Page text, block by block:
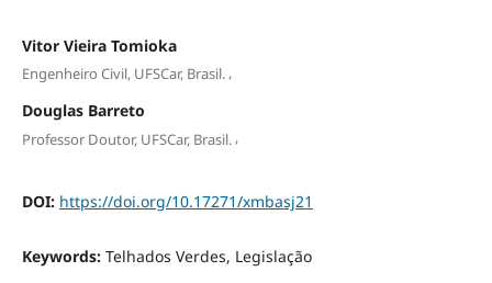
Vitor Vieira Tomioka
Engenheiro Civil, UFSCar, Brasil.,
Douglas Barreto
Professor Doutor, UFSCar, Brasil. ,
DOI: https://doi.org/10.17271/xmbasj21
Keywords: Telhados Verdes, Legislação